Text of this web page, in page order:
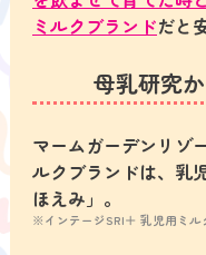
ミルクブランドだと
母乳研究
マームガーデンリゾ
ルクブランドは、乳
ほえみ」。
※インテージSRI＋ 乳児用ミル